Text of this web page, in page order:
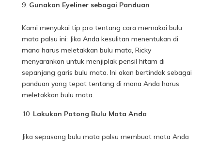
Gunakan Eyeliner sebagai Panduan
Kami menyukai tip pro tentang cara memakai bulu
mata palsu ini: Jika Anda kesulitan menentukan di
mana harus meletakkan bulu mata, Ricky
menyarankan untuk menjiplak pensil hitam di
sepanjang garis bulu mata. Ini akan bertindak sebagai
panduan yang tepat tentang di mana Anda harus
meletakkan bulu mata.
Lakukan Potong Bulu Mata Anda
Jika sepasang bulu mata palsu membuat mata Anda